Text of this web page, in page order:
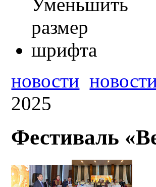
новости
2025
Фестиваль